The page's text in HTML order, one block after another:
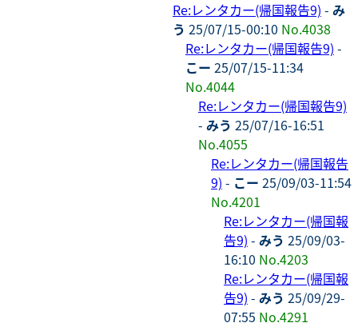
Re:レンタカー(帰国報告9) - み
う 25/07/15-00:10 No.4038
Re:レンタカー(帰国報告9) -
こー 25/07/15-11:34
No.4044
Re:レンタカー(帰国報告9)
- みう 25/07/16-16:51
No.4055
Re:レンタカー(帰国報告
9) - こー 25/09/03-11:54
No.4201
Re:レンタカー(帰国報
告9) - みう 25/09/03-
16:10 No.4203
Re:レンタカー(帰国報
告9) - みう 25/09/29-
07:55 No.4291